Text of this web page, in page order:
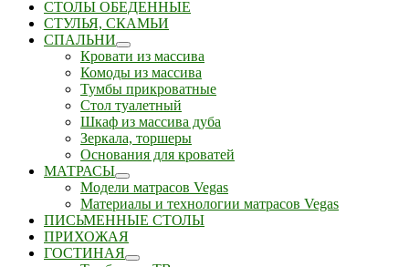
СТОЛЫ ОБЕДЕННЫЕ
СТУЛЬЯ, СКАМЬИ
СПАЛЬНИ
Кровати из массива
Комоды из массива
Тумбы прикроватные
Стол туалетный
Шкаф из массива дуба
Зеркала, торшеры
Основания для кроватей
МАТРАСЫ
Модели матрасов Vegas
Материалы и технологии матрасов Vegas
ПИСЬМЕННЫЕ СТОЛЫ
ПРИХОЖАЯ
ГОСТИНАЯ